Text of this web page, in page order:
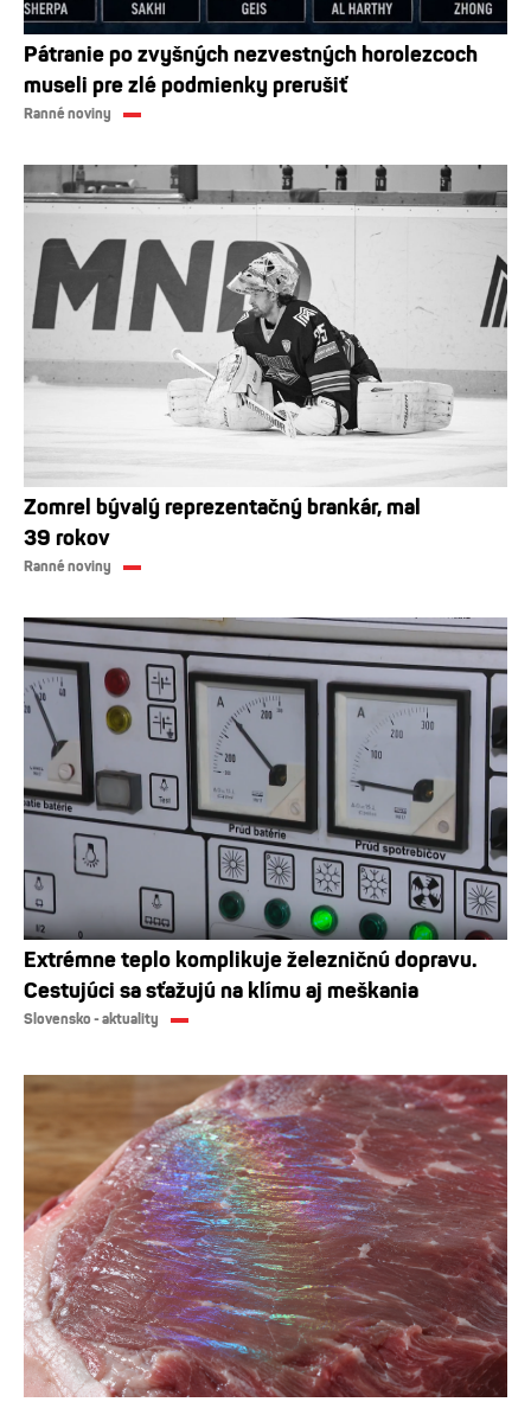
Pátranie po zvyšných nezvestných horolezcoch
museli pre zlé podmienky prerušiť
Ranné noviny
Zomrel bývalý reprezentačný brankár, mal
39 rokov
Ranné noviny
Extrémne teplo komplikuje železničnú dopravu.
Cestujúci sa sťažujú na klímu aj meškania
Slovensko - aktuality